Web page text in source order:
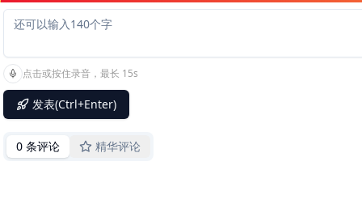
点击或按住录音，最长 15s
发表(Ctrl+Enter)
0 条评论 精华评论